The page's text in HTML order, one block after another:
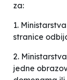
za:
1.
stranice
2.
jedne